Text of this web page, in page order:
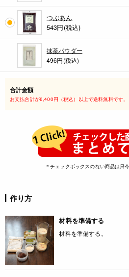
つぶあん
543円(税込)
抹茶パウダー
496円(税込)
合計金額
お支払合計が6,400円（税込）以上で送料無料です。
＊チェックボックスのない商品は只
作り方
材料を準備する
材料を準備する。